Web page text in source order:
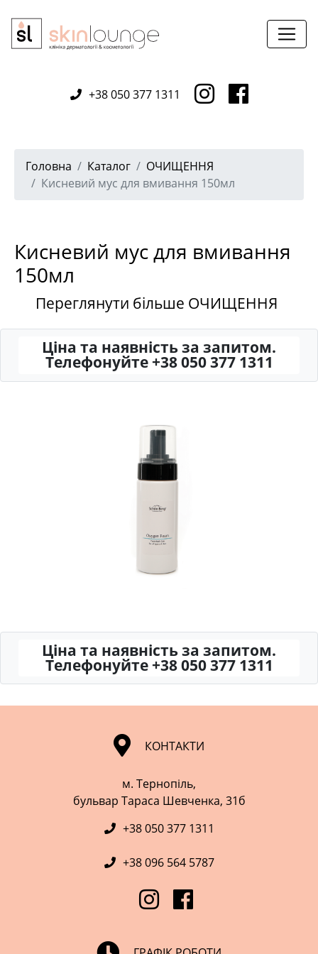
+38 050 377 1311
Головна Каталог
ОЧИЩЕННЯ
Кисневий мус для вмивання 150мл
Кисневий мус для вмивання
150мл
Переглянути більше ОЧИЩЕННЯ
Ціна та наявність за запитом.
Телефонуйте +38 050 377 1311
Ціна та наявність за запитом.
Телефонуйте +38 050 377 1311
КОНТАКТИ
м. Тернопіль,
​​​​​​​бульвар Тараса Шевченка, 31б
+38 050 377 1311
+38 096 564 5787